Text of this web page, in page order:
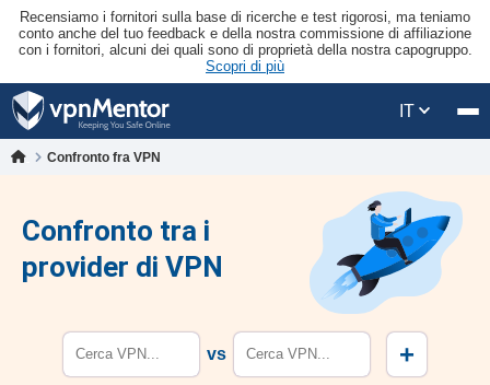
Recensiamo i fornitori sulla base di ricerche e test rigorosi, ma teniamo
conto anche del tuo feedback e della nostra commissione di affiliazione
con i fornitori, alcuni dei quali sono di proprietà della nostra capogruppo.
Scopri di più
IT
Confronto fra VPN
Confronto tra i
provider di VPN
vs +